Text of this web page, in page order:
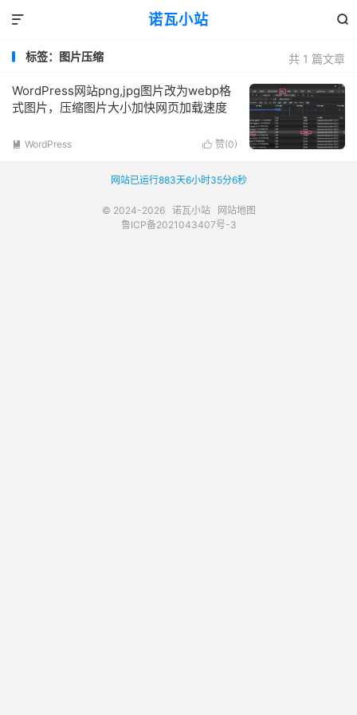
诺瓦小站 

共 1 篇文章
标签：图片压缩
WordPress网站png,jpg图片改为webp格
式图片，压缩图片大小加快网页加载速度
 赞(0)
 WordPress
网站已运行883天6小时35分6秒
© 2024-2026 诺瓦小站
网站地图
鲁ICP备2021043407号-3